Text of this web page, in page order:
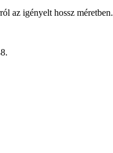
az igényelt hossz méretben.